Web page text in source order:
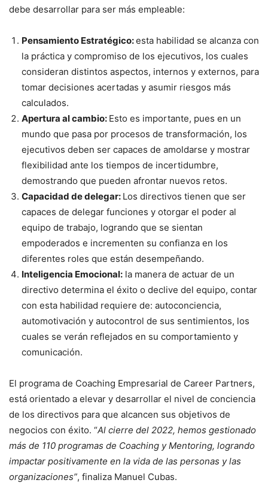
debe desarrollar para ser más empleable:
Pensamiento Estratégico:esta habilidad se alcanza con
la práctica y compromiso de los ejecutivos, los cuales
consideran distintos aspectos, internos y externos, para
tomar decisiones acertadas y asumir riesgos más
calculados.
Apertura al cambio: Esto es importante, pues en un
mundo que pasa por procesos de transformación, los
ejecutivos deben ser capaces de amoldarse y mostrar
flexibilidad ante los tiempos de incertidumbre,
demostrando que pueden afrontar nuevos retos.
Capacidad de delegar: Los directivos tienen que ser
capaces de delegar funciones y otorgar el poder al
equipo de trabajo, logrando que se sientan
empoderados e incrementen su confianza en los
diferentes roles que están desempeñando.
Inteligencia Emocional: la manera de actuar de un
directivo determina el éxito o declive del equipo, contar
con esta habilidad requiere de: autoconciencia,
automotivación y autocontrol de sus sentimientos, los
cuales se verán reflejados en su comportamiento y
comunicación.
El programa de Coaching Empresarial de Career Partners,
está orientado a elevar y desarrollar el nivel de conciencia
de los directivos para que alcancen sus objetivos de
negocios con éxito. “Al cierre del 2022, hemos gestionado
más de 110 programas de Coaching y Mentoring, logrando
impactar positivamente en la vida de las personas y las
organizaciones”, finaliza Manuel Cubas.